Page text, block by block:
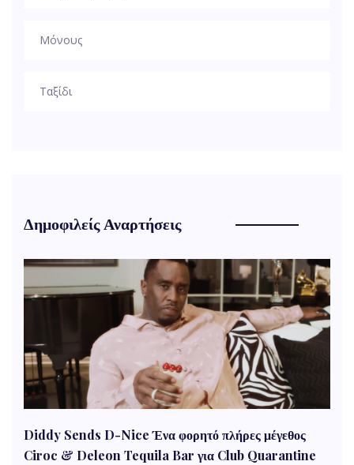
Μόνους
Ταξίδι
Δημοφιλείς Αναρτήσεις
Diddy Sends D-Nice Ένα φορητό πλήρες μέγεθος
Ciroc & Deleon Tequila Bar για Club Quarantine